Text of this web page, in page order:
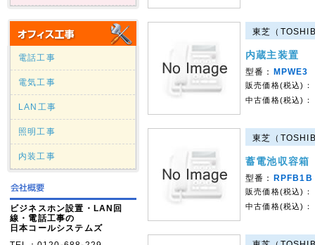
電話工事
電気工事
LAN工事
照明工事
内装工事
ビジネスホン設置・LAN回
線・電話工事の
日本コールシステムズ
東芝（
内蔵主装置
型番： MPWE3
販売価格(税込)：
中古価格(税込)：
東芝（
蓄電池収容箱
型番： RPFB1B
販売価格(税込)：
中古価格(税込)：